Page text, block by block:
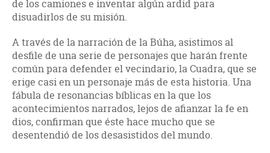
de los camiones e inventar algún ardid para
disuadirlos de su misión.
A través de la narración de la Búha, asistimos al
desfile de una serie de personajes que harán frente
común para defender el vecindario, la Cuadra, que se
erige casi en un personaje más de esta historia. Una
fábula de resonancias bíblicas en la que los
acontecimientos narrados, lejos de afianzar la fe en
dios, confirman que éste hace mucho que se
desentendió de los desasistidos del mundo.